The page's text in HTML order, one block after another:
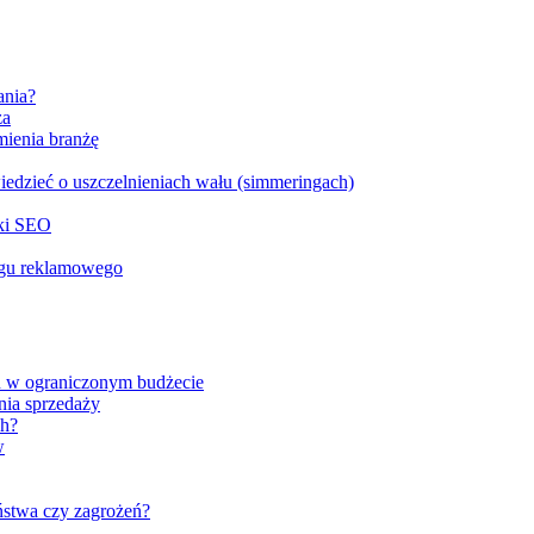
branżę
o uszczelnieniach wału (simmeringach)
SEO
reklamowego
w ograniczonym budżecie
sprzedaży
czy zagrożeń?